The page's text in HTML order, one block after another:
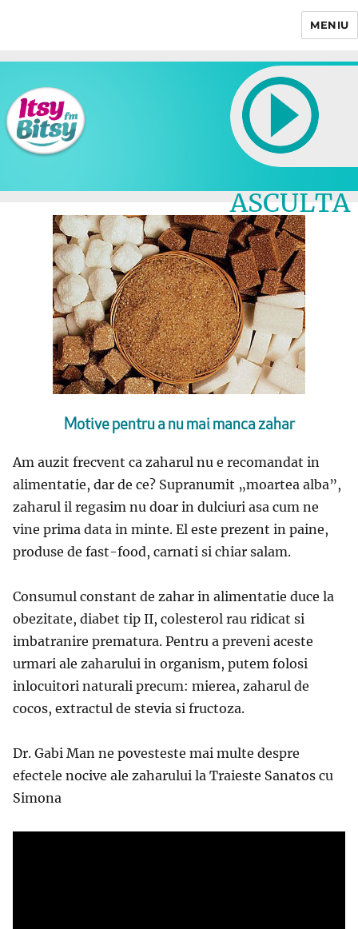
MENIU
ASCULTA
LIVE
Motive pentru a nu mai manca zahar
Am auzit frecvent ca zaharul nu e recomandat in
alimentatie, dar de ce? Supranumit „moartea alba”,
zaharul il regasim nu doar in dulciuri asa cum ne
vine prima data in minte. El este prezent in paine,
produse de fast-food, carnati si chiar salam.
Consumul constant de zahar in alimentatie duce la
obezitate, diabet tip II, colesterol rau ridicat si
imbatranire prematura. Pentru a preveni aceste
urmari ale zaharului in organism, putem folosi
inlocuitori naturali precum: mierea, zaharul de
cocos, extractul de stevia si fructoza.
Dr. Gabi Man ne povesteste mai multe despre
efectele nocive ale zaharului la Traieste Sanatos cu
Simona